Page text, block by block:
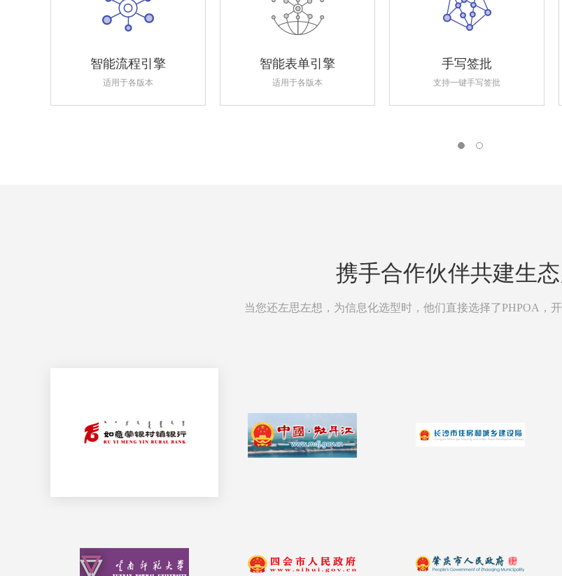
智能流程引擎
适用于各版本
智能表单引擎
适用于各版本
手写签批
支持一键手写签批
携手合作伙伴共建生
当您还左思左想，为信息化选型时，他们直接选择了PHPOA，